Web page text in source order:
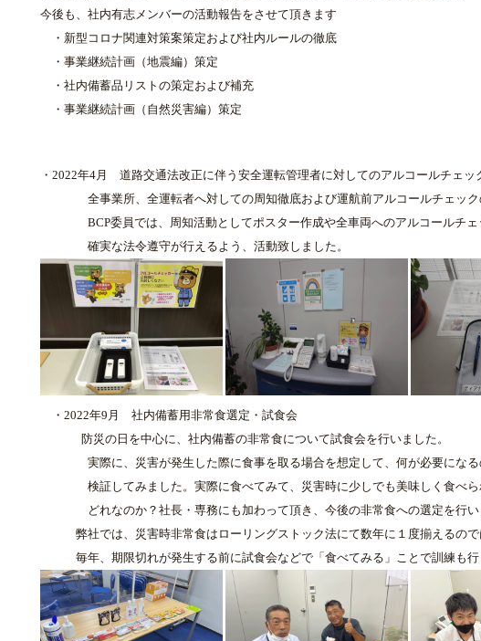
今後も、社内有志メンバーの活動報告をさせて頂きます
・新型コロナ関連対策案策定および社内ルールの徹底
・事業継続計画（地震編）策定
・社内備蓄品リストの策定および補充
・事業継続計画（自然災害編）策定
・2022年4月 道路交通法改正に伴う安全運転管理者に対してのアルコールチェッ
全事業所、全運転者へ対しての周知徹底および運航前アルコールチェック
BCP委員では、周知活動としてポスター作成や全車両へのアルコールチェ
確実な法令遵守が行えるよう、活動致しました。
・2022年9月 社内備蓄用非常食選定・試食会
防災の日を中心に、社内備蓄の非常食について試食会を行いました。
実際に、災害が発生した際に食事を取る場合を想定して、何が必要になる
検証してみました。実際に食べてみて、災害時に少しでも美味しく食べら
どれなのか？社長・専務にも加わって頂き、今後の非常食への選定を行い
弊社では、災害時非常食はローリングストック法にて数年に１度揃えるので
毎年、期限切れが発生する前に試食会などで「食べてみる」ことで訓練も行